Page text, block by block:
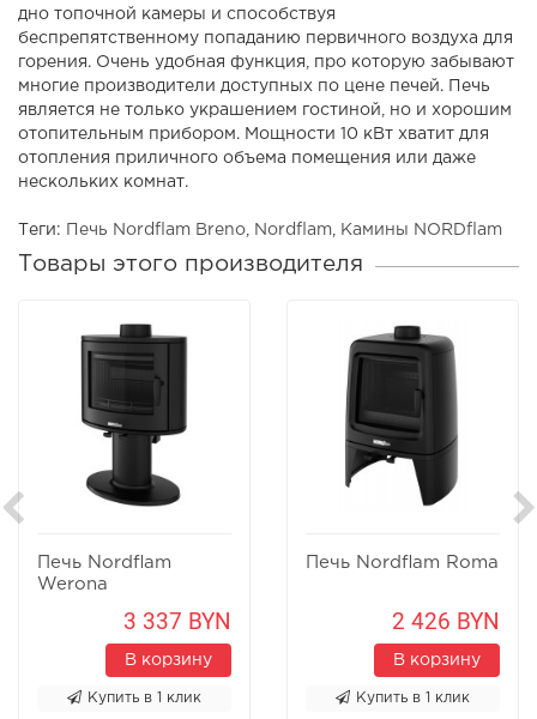
дно топочной камеры и способствуя
беспрепятственному попаданию первичного воздуха для
горения. Очень удобная функция, про которую забывают
многие производители доступных по цене печей. Печь
является не только украшением гостиной, но и хорошим
отопительным прибором. Мощности 10 кВт хватит для
отопления приличного объема помещения или даже
нескольких комнат.
Теги: Печь Nordflam Breno Nordflam Камины NORDflam
Товары этого производителя
Печь Nordflam
Werona
3 337 BYN
В корзину
Купить в 1 клик
Печь Nordflam Roma
2 426 BYN
В корзину
Купить в 1 клик